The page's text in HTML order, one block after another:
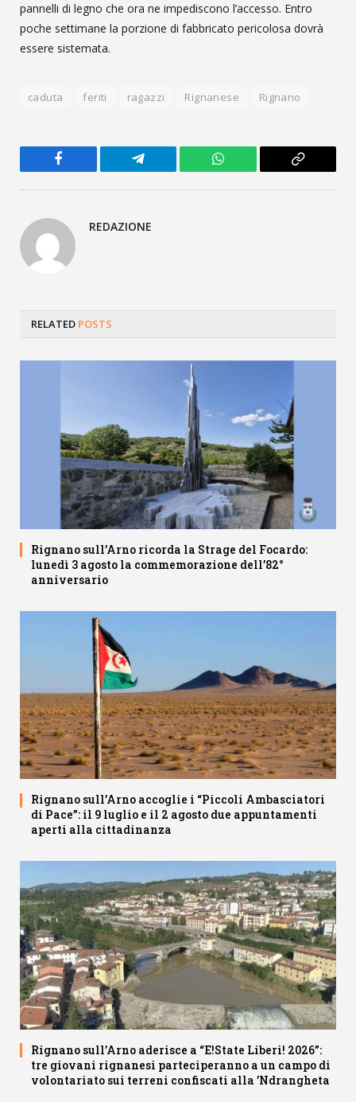
pannelli di legno che ora ne impediscono l’accesso. Entro
poche settimane la porzione di fabbricato pericolosa dovrà
essere sistemata.
caduta feriti ragazzi Rignanese Rignano
Facebook Telegram WhatsApp
Copy
REDAZIONE
RELATED POSTS
Rignano sull’Arno ricorda la Strage del Focardo:
lunedì 3 agosto la commemorazione dell’82°
anniversario
Rignano sull’Arno accoglie i “Piccoli Ambasciatori
di Pace”: il 9 luglio e il 2 agosto due appuntamenti
aperti alla cittadinanza
Rignano sull’Arno aderisce a “E!State Liberi! 2026”:
tre giovani rignanesi parteciperanno a un campo di
volontariato sui terreni confiscati alla ’Ndrangheta